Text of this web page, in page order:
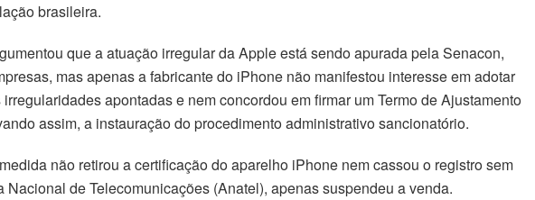
brasileira.
que a atuação irregular da Apple está sendo apurada pela Senacon,
mas apenas a fabricante do iPhone não manifestou interesse em adotar
apontadas e nem concordou em firmar um Termo de Ajustamento
assim, a instauração do procedimento administrativo sancionatório.
não retirou a certificação do aparelho iPhone nem cassou o registro sem
Nacional de Telecomunicações (Anatel), apenas suspendeu a venda.